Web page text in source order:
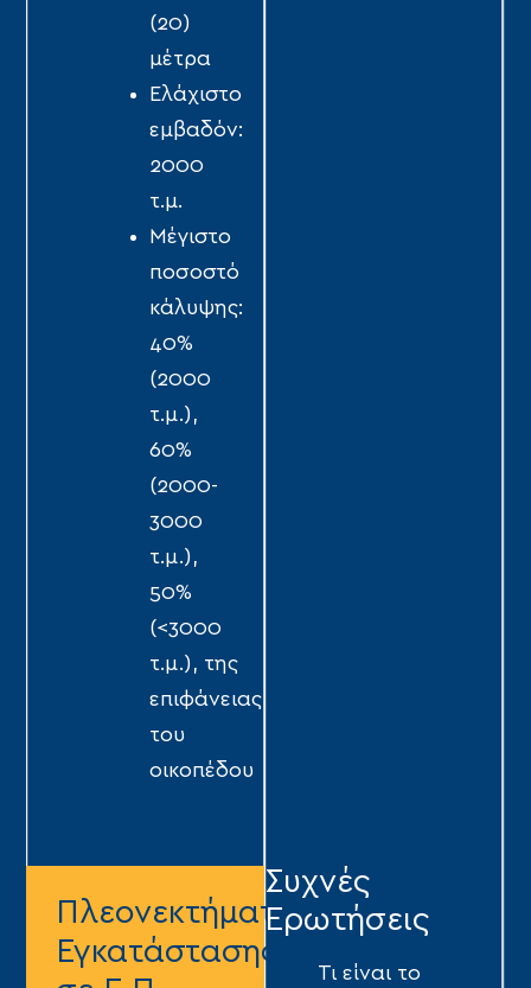
(20)
μέτρα
Ελάχιστο
εμβαδόν:
2000
τ.µ.
Μέγιστο
ποσοστό
κάλυψης:
40%
(2000
τ.μ.),
60%
(2000-
3000
τ.μ.),
50%
(<3000
τ.μ.), της
επιφάνειας
του
οικοπέδου
Πλεονεκτήματα
Εγκατάστασης
Συχνές
Ερωτήσεις
Τι είναι το